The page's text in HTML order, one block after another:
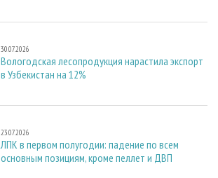
30.07.2026
Вологодская лесопродукция нарастила экспорт
в Узбекистан на 12%
23.07.2026
ЛПК в первом полугодии: падение по всем
основным позициям, кроме пеллет и ДВП